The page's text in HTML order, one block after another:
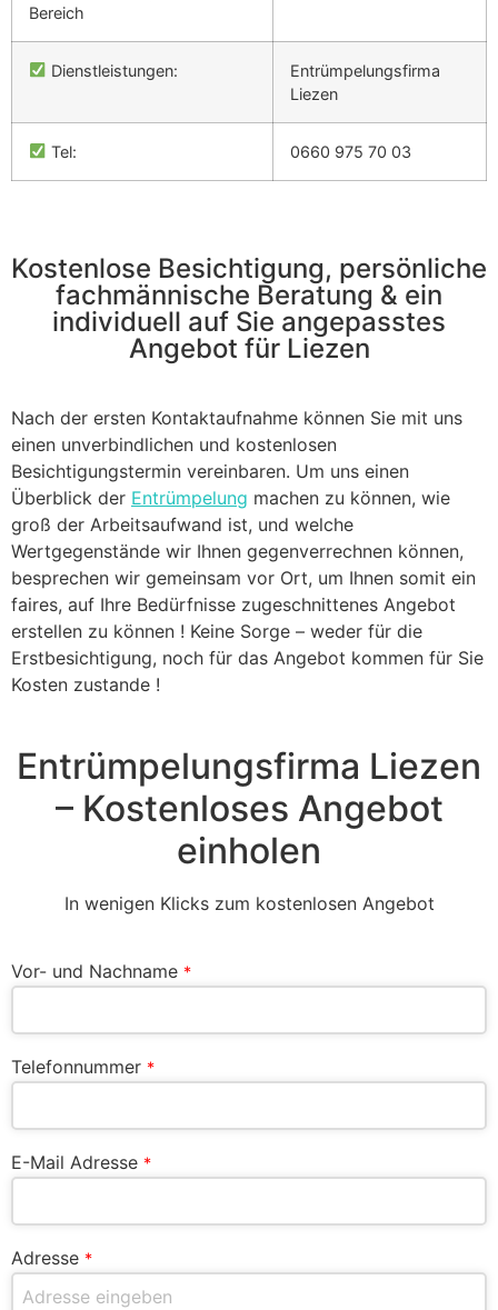
Bereich
Dienstleistungen:
Entrümpelungsfirma
Liezen
Tel: 0660 975 70 03
Kostenlose Besichtigung, persönliche
fachmännische Beratung & ein
individuell auf Sie angepasstes
Angebot für Liezen
Nach der ersten Kontaktaufnahme können Sie mit uns
einen unverbindlichen und kostenlosen
Besichtigungstermin vereinbaren. Um uns einen
Überblick der Entrümpelung machen zu können, wie
groß der Arbeitsaufwand ist, und welche
Wertgegenstände wir Ihnen gegenverrechnen können,
besprechen wir gemeinsam vor Ort, um Ihnen somit ein
faires, auf Ihre Bedürfnisse zugeschnittenes Angebot
erstellen zu können ! Keine Sorge – weder für die
Erstbesichtigung, noch für das Angebot kommen für Sie
Kosten zustande !
Entrümpelungsfirma Liezen
– Kostenloses Angebot
einholen
In wenigen Klicks zum kostenlosen Angebot
Vor- und Nachname *
Telefonnummer *
E-Mail Adresse *
Adresse *